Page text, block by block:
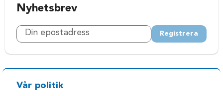
Nyhetsbrev
Registrera
Vår politik